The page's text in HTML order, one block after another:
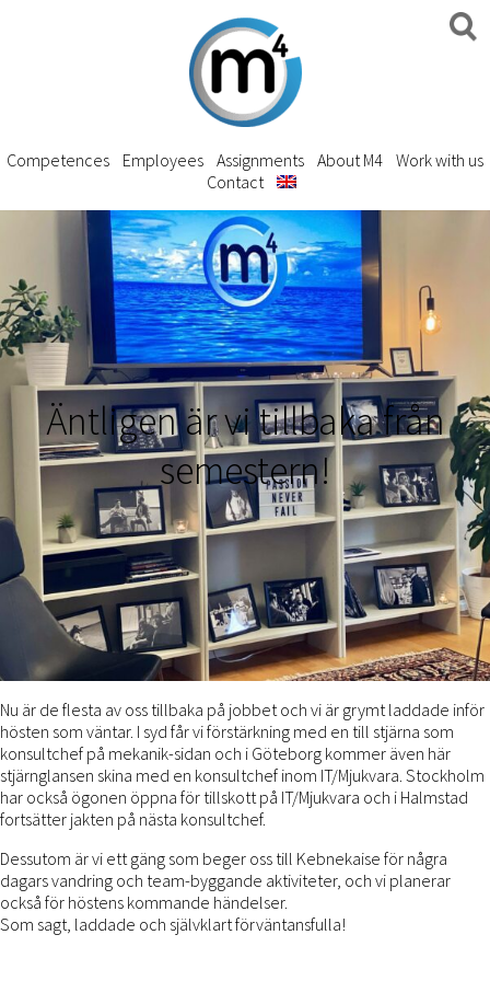
Competences Employees Assignments About M4 Work with us
Contact
Äntligen är vi tillbaka från
semestern!
Nu är de flesta av oss tillbaka på jobbet och vi är grymt laddade inför
hösten som väntar. I syd får vi förstärkning med en till stjärna som
konsultchef på mekanik-sidan och i Göteborg kommer även här
stjärnglansen skina med en konsultchef inom IT/Mjukvara. Stockholm
har också ögonen öppna för tillskott på IT/Mjukvara och i Halmstad
fortsätter jakten på nästa konsultchef.
Dessutom är vi ett gäng som beger oss till Kebnekaise för några
dagars vandring och team-byggande aktiviteter, och vi planerar
också för höstens kommande händelser.
Som sagt, laddade och självklart förväntansfulla!